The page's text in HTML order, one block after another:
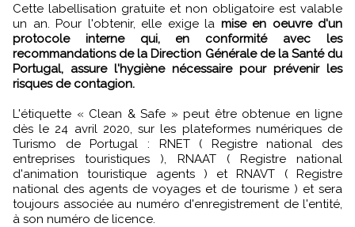
Cette labellisation gratuite et non obligatoire est valable
un an. Pour l'obtenir, elle exige la mise en oeuvre d'un
protocole interne qui, en conformité avec les
recommandations de la Direction Générale de la Santé du
Portugal, assure l'hygiène nécessaire pour prévenir les
risques de contagion.
L'étiquette « Clean & Safe » peut être obtenue en ligne
dès le 24 avril 2020, sur les plateformes numériques de
Turismo de Portugal : RNET ( Registre national des
entreprises touristiques ), RNAAT ( Registre national
d'animation touristique agents ) et RNAVT ( Registre
national des agents de voyages et de tourisme ) et sera
toujours associée au numéro d'enregistrement de l'entité,
à son numéro de licence.